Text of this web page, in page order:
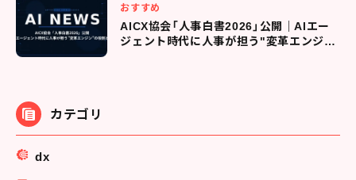
おすすめ
AICX協会「人事白書2026」公開｜AIエー
ジェント時代に人事が担う"変革エンジ
カテゴリ
dx